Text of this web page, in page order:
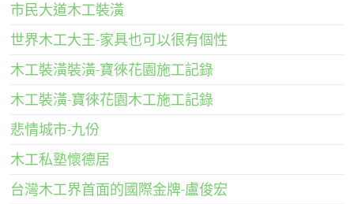
市民大道木工裝潢
世界木工大王-家具也可以很有個性
木工裝潢裝潢-寶徠花園施工記錄
木工裝潢-寶徠花園木工施工記錄
悲情城市-九份
木工私塾懷德居
台灣木工界首面的國際金牌-盧俊宏